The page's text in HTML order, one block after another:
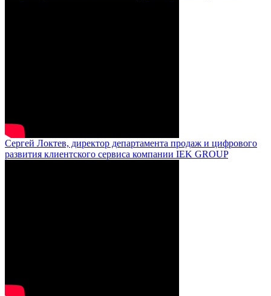
Сергей Локтев, директор департамента продаж и цифрового
развития клиентского сервиса компании IEK GROUP